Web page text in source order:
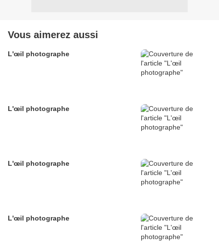
Vous aimerez aussi
L'œil photographe
L'œil photographe
L'œil photographe
L'œil photographe